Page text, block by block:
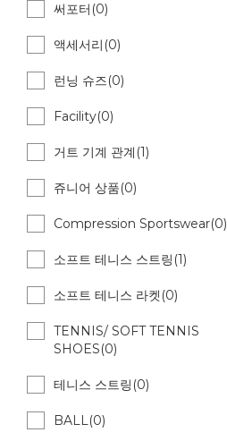
써포터(0)
액세서리(0)
런닝 슈즈(0)
Facility(0)
거트 기계 관계(1)
쥬니어 상품(0)
Compression Sportswear(0)
소프트 테니스 스트링(1)
소프트 테니스 라켓(0)
TENNIS/ SOFT TENNIS
SHOES(0)
테니스 스트링(0)
BALL(0)